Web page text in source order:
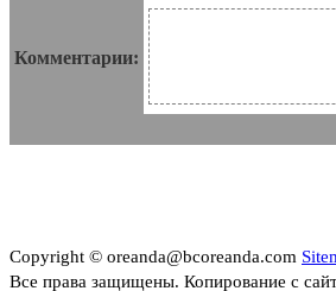
Комментарии:
Copyright © oreanda@bcoreanda.com
Все права защищены. Копирование с